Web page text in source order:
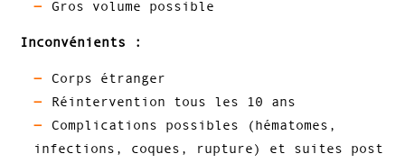
Gros volume possible
Inconvénients :
Corps étranger
Réintervention tous les 10 ans
Complications possibles (hématomes,
infections, coques, rupture) et suites post